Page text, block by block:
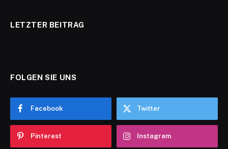
LETZTER BEITRAG
FOLGEN SIE UNS
Facebook Twitter
Pinterest Instagram